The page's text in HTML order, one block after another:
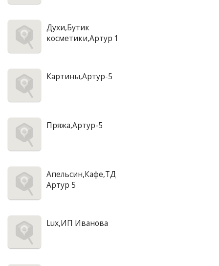
Духи,Бутик
косметики,Артур 1
Картины,Артур-5
Пряжа,Артур-5
Апельсин,Кафе,ТД
Артур 5
Lux,ИП Иванова